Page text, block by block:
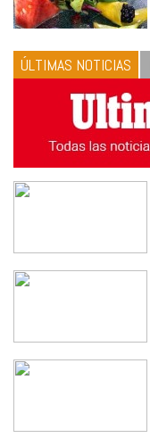
ÚLTIMAS NOTICIAS